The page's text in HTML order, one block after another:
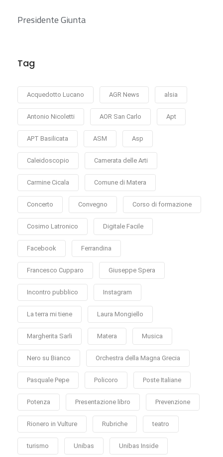
Presidente Giunta
Tag
Acquedotto Lucano AGR News alsia
Antonio Nicoletti AOR San Carlo Apt
APT Basilicata ASM Asp
Caleidoscopio Camerata delle Arti
Carmine Cicala Comune di Matera
Concerto Convegno Corso di formazione
Cosimo Latronico Digitale Facile
Facebook Ferrandina
Francesco Cupparo Giuseppe Spera
Incontro pubblico Instagram
La terra mi tiene Laura Mongiello
Margherita Sarli Matera Musica
Nero su Bianco Orchestra della Magna Grecia
Pasquale Pepe Policoro Poste Italiane
Potenza Presentazione libro Prevenzione
Rionero in Vulture Rubriche teatro
turismo Unibas Unibas Inside